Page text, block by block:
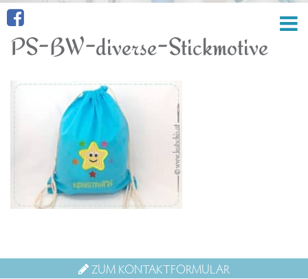
PS-BW-diverse-Stickmotive
ZUM KONTAKTFORMULAR